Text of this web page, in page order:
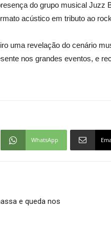
do grupo musical
acústico em tributo ao
uma revelação do cenário
nos grandes eventos, e
WhatsApp
e queda nos